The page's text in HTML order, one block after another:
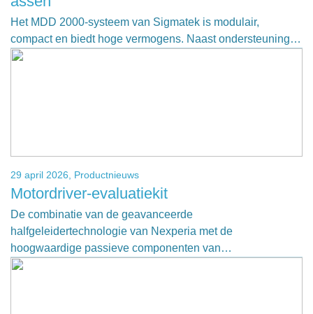
Het MDD 2000-systeem van Sigmatek is modulair,
compact en biedt hoge vermogens. Naast ondersteuning…
29 april 2026, Productnieuws
Motordriver-evaluatiekit
De combinatie van de geavanceerde
halfgeleidertechnologie van Nexperia met de
hoogwaardige passieve componenten van…